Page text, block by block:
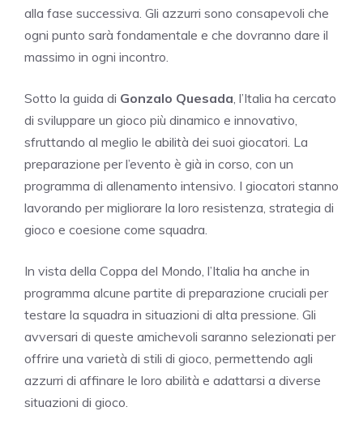
alla fase successiva. Gli azzurri sono consapevoli che
ogni punto sarà fondamentale e che dovranno dare il
massimo in ogni incontro.
Sotto la guida di Gonzalo Quesada , l’Italia ha cercato
di sviluppare un gioco più dinamico e innovativo,
sfruttando al meglio le abilità dei suoi giocatori. La
preparazione per l’evento è già in corso, con un
programma di allenamento intensivo. I giocatori stanno
lavorando per migliorare la loro resistenza, strategia di
gioco e coesione come squadra.
In vista della Coppa del Mondo, l’Italia ha anche in
programma alcune partite di preparazione cruciali per
testare la squadra in situazioni di alta pressione. Gli
avversari di queste amichevoli saranno selezionati per
offrire una varietà di stili di gioco, permettendo agli
azzurri di affinare le loro abilità e adattarsi a diverse
situazioni di gioco.